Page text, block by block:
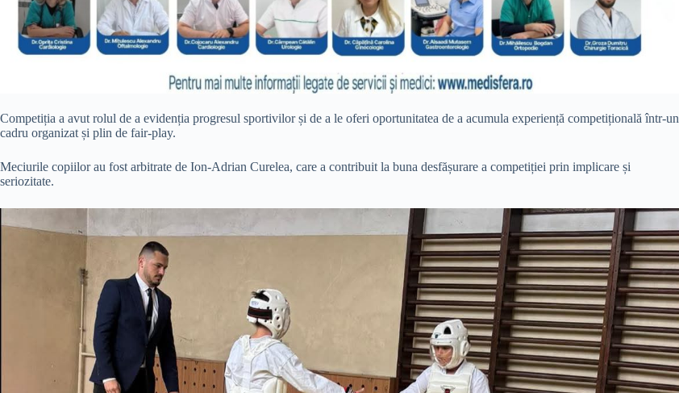
Competiția a avut rolul de a evidenția progresul sportivilor și de a le oferi oportunitatea de a acumula experiență competițională într-un
cadru organizat și plin de fair-play.
Meciurile copiilor au fost arbitrate de Ion-Adrian Curelea, care a contribuit la buna desfășurare a competiției prin implicare și
seriozitate.